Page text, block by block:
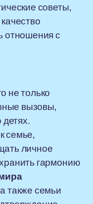
советы,
отношения с
не только
вызовы,
детях.
семье,
личное
гармонию
также семьи